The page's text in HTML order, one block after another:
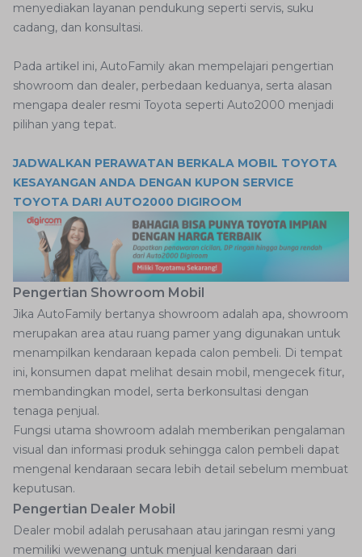
menyediakan layanan pendukung seperti servis, suku
cadang, dan konsultasi.
Pada artikel ini, AutoFamily akan mempelajari pengertian
showroom dan dealer, perbedaan keduanya, serta alasan
mengapa dealer resmi Toyota seperti Auto2000 menjadi
pilihan yang tepat.
JADWALKAN PERAWATAN BERKALA MOBIL TOYOTA
KESAYANGAN ANDA DENGAN KUPON SERVICE
TOYOTA DARI AUTO2000 DIGIROOM
Pengertian Showroom Mobil
Jika AutoFamily bertanya showroom adalah apa, showroom
merupakan area atau ruang pamer yang digunakan untuk
menampilkan kendaraan kepada calon pembeli. Di tempat
ini, konsumen dapat melihat desain mobil, mengecek fitur,
membandingkan model, serta berkonsultasi dengan
tenaga penjual.
Fungsi utama showroom adalah memberikan pengalaman
visual dan informasi produk sehingga calon pembeli dapat
mengenal kendaraan secara lebih detail sebelum membuat
keputusan.
Pengertian Dealer Mobil
Dealer mobil adalah perusahaan atau jaringan resmi yang
memiliki wewenang untuk menjual kendaraan dari